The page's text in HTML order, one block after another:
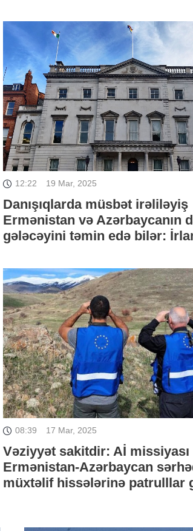
12:22 19 Mar, 2025
Danışıqlarda müsbət irəliləyiş
Ermənistan və Azərbaycanın
gələcəyini təmin edə bilər:
08:39 17 Mar, 2025
Vəziyyət sakitdir: Aİ missiyası
Ermənistan-Azərbaycan
müxtəlif hissələrinə patrulllar